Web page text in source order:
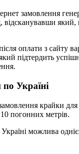
замовлення
відсканувавши який,
оплати з сайту
підтердить
Україні
крайки для
10 погонних метрів.
можлива